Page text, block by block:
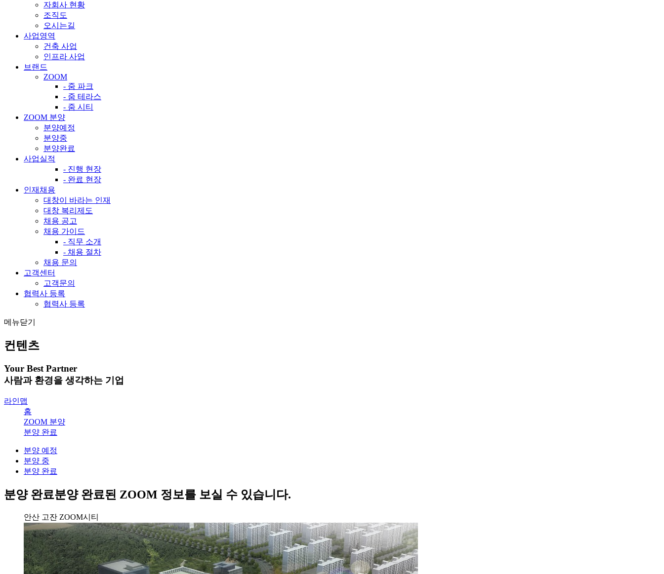
자회사 현황
조직도
오시는길
사업영역
건축 사업
인프라 사업
브랜드
ZOOM
- 줌 파크
- 줌 테라스
- 줌 시티
ZOOM 분양
분양예정
분양중
분양완료
사업실적
- 진행 현장
- 완료 현장
인재채용
대창이 바라는 인재
대창 복리제도
채용 공고
채용 가이드
- 직무 소개
- 채용 절차
채용 문의
고객센터
고객문의
협력사 등록
협력사 등록
메뉴닫기
컨텐츠
Your Best Partner
사람과 환경을 생각하는 기업
라인맵
홈
ZOOM 분양
분양 완료
분양 예정
분양 중
분양 완료
분양 완료분양 완료된 ZOOM 정보를 보실 수 있습니다.
안산 고잔 ZOOM시티